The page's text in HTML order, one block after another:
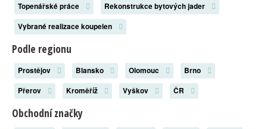
Topenářské práce
Rekonstrukce bytových jader
Vybrané realizace koupelen
Podle regionu
Prostějov Blansko Olomouc
Brno
Přerov
Kroměříž Vyškov ČR
Obchodní značky